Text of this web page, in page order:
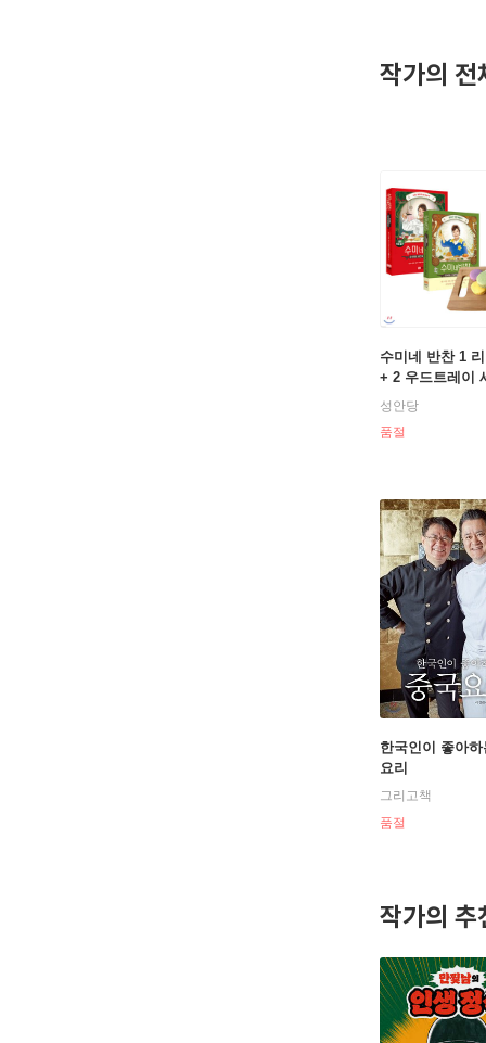
작가의 전
수미네 반찬 1
+ 2 우드트레이
성안당
품절
한국인이 좋아
요리
그리고책
품절
작가의 추